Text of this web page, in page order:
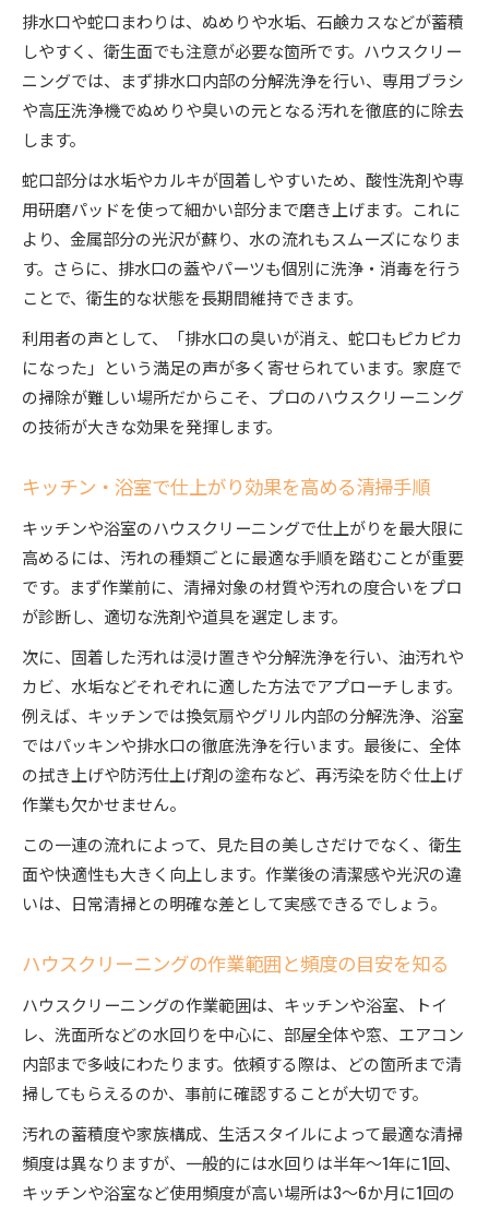
排水口や蛇口まわりは、ぬめりや水垢、石鹸カスなどが蓄積
しやすく、衛生面でも注意が必要な箇所です。ハウスクリー
ニングでは、まず排水口内部の分解洗浄を行い、専用ブラシ
や高圧洗浄機でぬめりや臭いの元となる汚れを徹底的に除去
します。
蛇口部分は水垢やカルキが固着しやすいため、酸性洗剤や専
用研磨パッドを使って細かい部分まで磨き上げます。これに
より、金属部分の光沢が蘇り、水の流れもスムーズになりま
す。さらに、排水口の蓋やパーツも個別に洗浄・消毒を行う
ことで、衛生的な状態を長期間維持できます。
利用者の声として、「排水口の臭いが消え、蛇口もピカピカ
になった」という満足の声が多く寄せられています。家庭で
の掃除が難しい場所だからこそ、プロのハウスクリーニング
の技術が大きな効果を発揮します。
キッチン・浴室で仕上がり効果を高める清掃手順
キッチンや浴室のハウスクリーニングで仕上がりを最大限に
高めるには、汚れの種類ごとに最適な手順を踏むことが重要
です。まず作業前に、清掃対象の材質や汚れの度合いをプロ
が診断し、適切な洗剤や道具を選定します。
次に、固着した汚れは浸け置きや分解洗浄を行い、油汚れや
カビ、水垢などそれぞれに適した方法でアプローチします。
例えば、キッチンでは換気扇やグリル内部の分解洗浄、浴室
ではパッキンや排水口の徹底洗浄を行います。最後に、全体
の拭き上げや防汚仕上げ剤の塗布など、再汚染を防ぐ仕上げ
作業も欠かせません。
この一連の流れによって、見た目の美しさだけでなく、衛生
面や快適性も大きく向上します。作業後の清潔感や光沢の違
いは、日常清掃との明確な差として実感できるでしょう。
ハウスクリーニングの作業範囲と頻度の目安を知る
ハウスクリーニングの作業範囲は、キッチンや浴室、トイ
レ、洗面所などの水回りを中心に、部屋全体や窓、エアコン
内部まで多岐にわたります。依頼する際は、どの箇所まで清
掃してもらえるのか、事前に確認することが大切です。
汚れの蓄積度や家族構成、生活スタイルによって最適な清掃
頻度は異なりますが、一般的には水回りは半年～1年に1回、
キッチンや浴室など使用頻度が高い場所は3～6か月に1回の